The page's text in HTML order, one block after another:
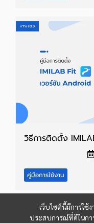
วิธีการติดตั้ง
คู่มือการใช้งาน
เว็บไซต์นี้มีการใช้
ประสบการณ์ที่ดีในกา